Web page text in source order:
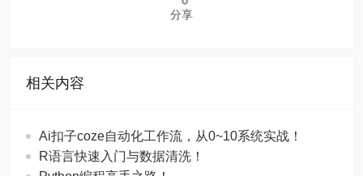
分享
相关内容
Ai扣子coze自动化工作流，从0~10系统实战！
R语言快速入门与数据清洗！